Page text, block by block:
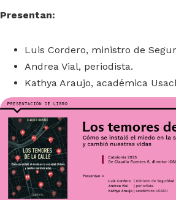
Presentan:
Luis Cordero, ministro de
Andrea Vial, periodista.
Kathya Araujo, académica